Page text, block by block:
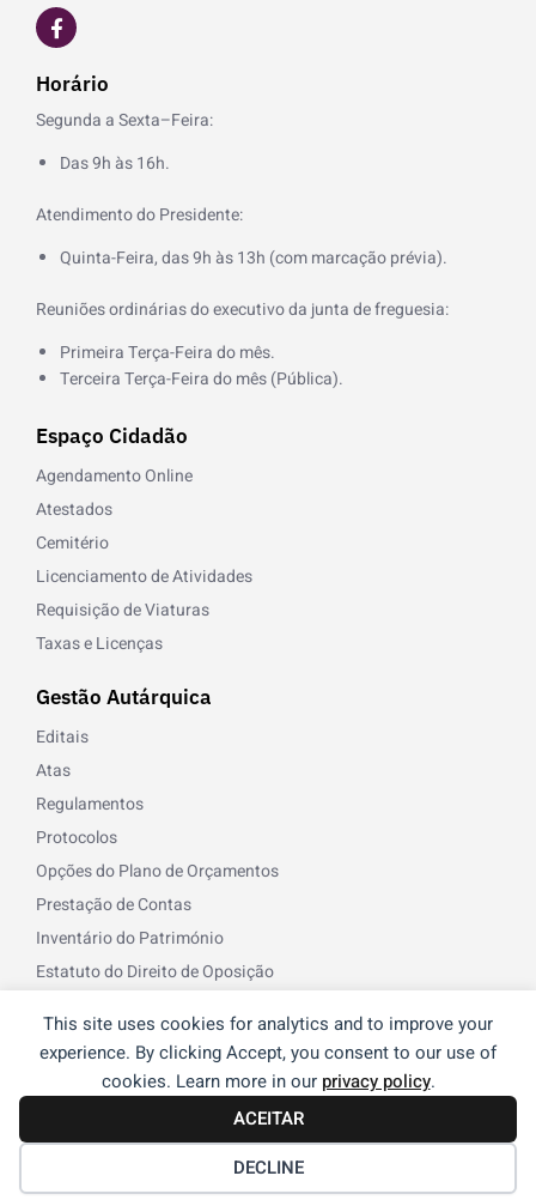
This site uses cookies for analytics and to improve your
experience. By clicking Accept, you consent to our use of
cookies. Learn more in our privacy policy.
ACEITAR
DECLINE
F
a
c
e
b
o
o
k
Horário
Segunda a Sexta–Feira:
Das 9h às 16h.
Atendimento do Presidente:
Quinta-Feira, das 9h às 13h (com marcação prévia).
Reuniões ordinárias do executivo da junta de freguesia:
Primeira Terça-Feira do mês.
Terceira Terça-Feira do mês (Pública).
Espaço Cidadão
Agendamento Online
Atestados
Cemitério
Licenciamento de Atividades
Requisição de Viaturas
Taxas e Licenças
Gestão Autárquica
Editais
Atas
Regulamentos
Protocolos
Opções do Plano de Orçamentos
Prestação de Contas
Inventário do Património
Estatuto do Direito de Oposição
Recursos Humanos
© 2026 Freguesia de Reguengos de Monsaraz | Desenvolvido
porNOS®